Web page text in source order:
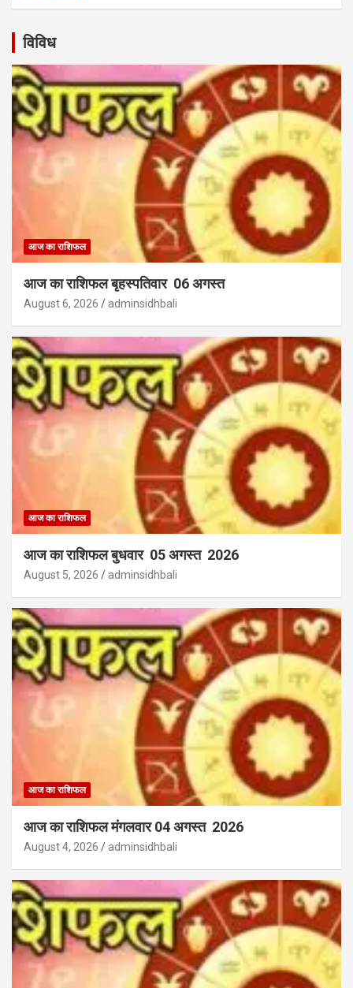
विविध
आज का राशिफल
आज का राशिफल बृहस्पतिवार 06 अगस्त
August 6, 2026 adminsidhbali
आज का राशिफल
आज का राशिफल बुधवार 05 अगस्त 2026
August 5, 2026 adminsidhbali
आज का राशिफल
आज का राशिफल मंगलवार 04 अगस्त 2026
August 4, 2026 adminsidhbali